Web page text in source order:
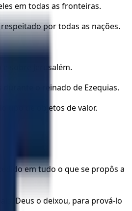
em todas as fronteiras.
por todas as nações.
sobre Jerusalém.
o reinado de Ezequias.
tipo de objetos de valor.
em tudo o que se propôs a
Deus o deixou, para prová-lo